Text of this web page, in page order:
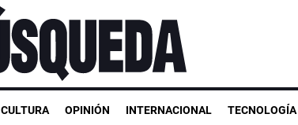
CULTURA OPINIÓN INTERNACIONAL TECNOLOGÍA